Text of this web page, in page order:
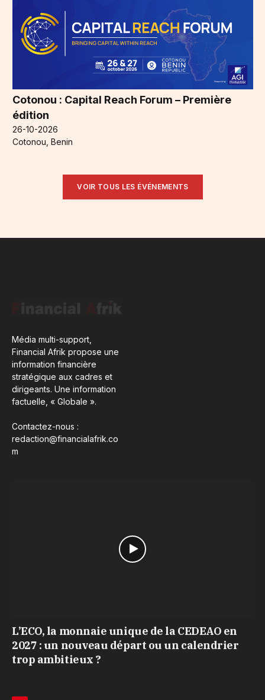
Cotonou : Capital Reach Forum – Première
édition
26-10-2026
Cotonou, Benin
VOIR TOUS LES ÉVÉNEMENTS
Média multi-support,
Financial Afrik propose une
information financière
stratégique aux cadres et
dirigeants. Une information
factuelle, « Globale ».
Contactez-nous :
redaction@financialafrik.co
m
L’ECO, la monnaie unique de la CEDEAO en
2027 : un nouveau départ ou un calendrier
trop ambitieux ?